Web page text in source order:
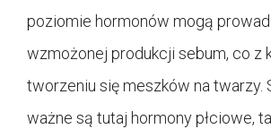
poziomie hormonów mogą
wzmożonej produkcji sebum, co z
tworzeniu się meszków na twarzy.
ważne są tutaj hormony płciowe,